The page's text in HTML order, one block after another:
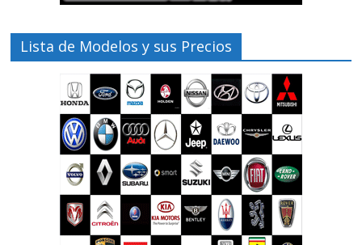
Lista de Modelos y sus Precios